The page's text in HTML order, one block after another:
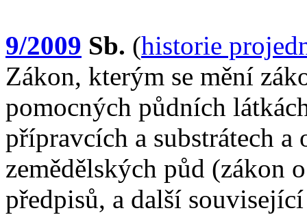
9/2009 Sb. (historie
Zákon, kterým se mění
pomocných půdních
přípravcích a substrátech a
zemědělských půd (zákon
předpisů, a další